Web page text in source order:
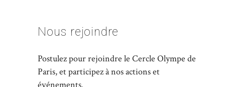
Nous rejoindre
Postulez pour rejoindre le Cercle Olympe de
Paris, et participez à nos actions et